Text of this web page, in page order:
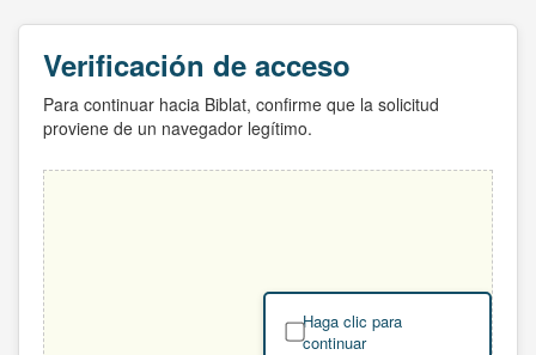
Verificación de acceso
Para continuar hacia Biblat, confirme que la solicitud
proviene de un navegador legítimo.
Haga clic para
continuar